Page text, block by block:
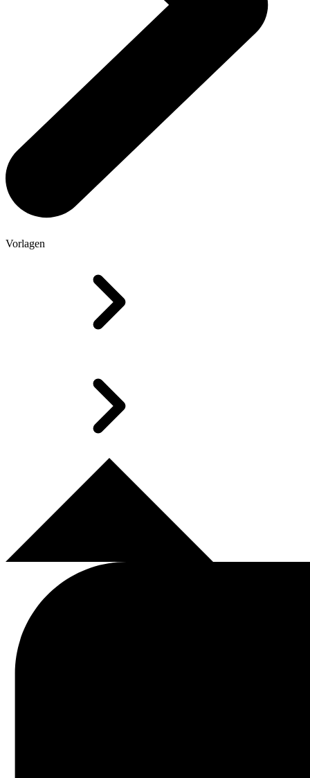
Vorlagen